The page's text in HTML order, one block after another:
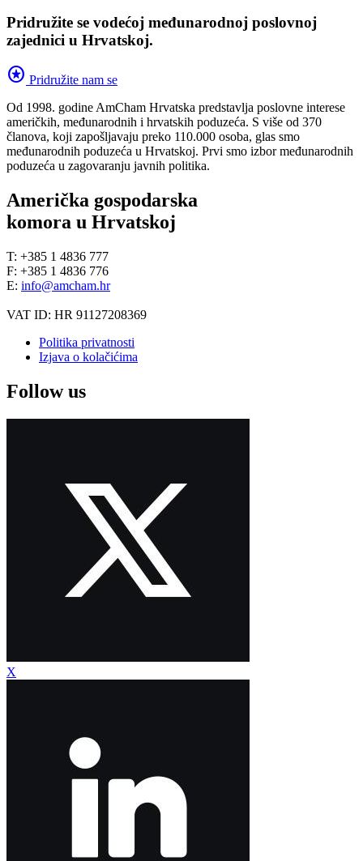
Pridružite se vodećoj međunarodnoj poslovnoj
zajednici u Hrvatskoj.
stars Pridružite nam se
Od 1998. godine AmCham Hrvatska predstavlja poslovne interese
američkih, međunarodnih i hrvatskih poduzeća. S više od 370
članova, koji zapošljavaju preko 110.000 osoba, glas smo
međunarodnih poduzeća u Hrvatskoj. Prvi smo izbor međunarodnih
poduzeća u zagovaranju javnih politika.
Američka gospodarska
komora u Hrvatskoj
T: +385 1 4836 777
F: +385 1 4836 776
E: info@amcham.hr
VAT ID: HR 91127208369
Politika privatnosti
Izjava o kolačićima
Follow us
X